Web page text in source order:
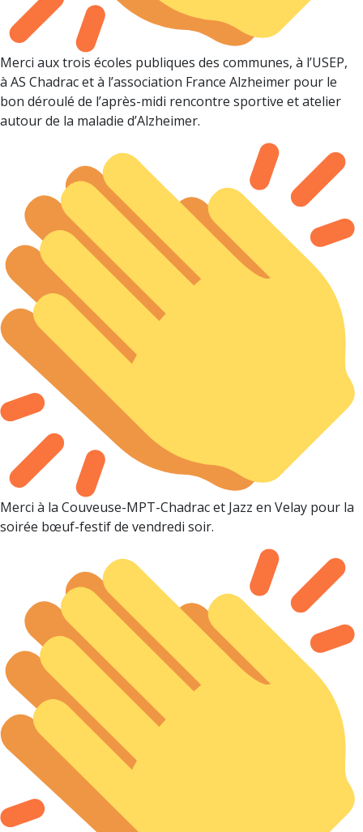
Merci aux trois écoles publiques des communes, à l’USEP,
à AS Chadrac et à l’association France Alzheimer pour le
bon déroulé de l’après-midi rencontre sportive et atelier
autour de la maladie d’Alzheimer.
Merci à la Couveuse-MPT-Chadrac et Jazz en Velay pour la
soirée bœuf-festif de vendredi soir.